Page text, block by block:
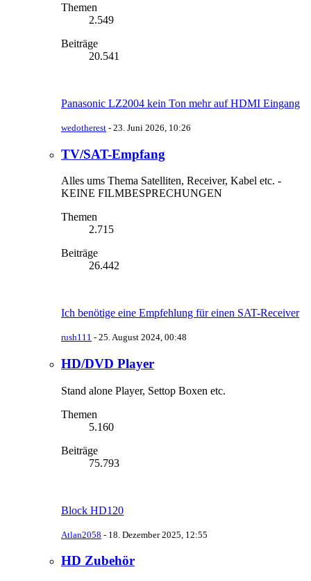
Themen
2.549
Beiträge
20.541
Panasonic LZ2004 kein Ton mehr auf HDMI Eingang
wedotherest - 23. Juni 2026, 10:26
TV/SAT-Empfang
Alles ums Thema Satelliten, Receiver, Kabel etc. -
KEINE FILMBESPRECHUNGEN
Themen
2.715
Beiträge
26.442
Ich benötige eine Empfehlung für einen SAT-Receiver
rush111 - 25. August 2024, 00:48
HD/DVD Player
Stand alone Player, Settop Boxen etc.
Themen
5.160
Beiträge
75.793
Block HD120
Atlan2058 - 18. Dezember 2025, 12:55
HD Zubehör